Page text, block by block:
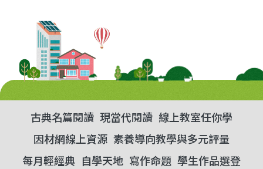
古典名篇閱讀 現當代閱讀 線上教室任你學
因材網線上資源 素養導向教學與多元評量
每月輕經典 自學天地 寫作命題 學生作品選登